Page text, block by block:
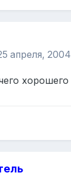
апреля, 2004
хорошего